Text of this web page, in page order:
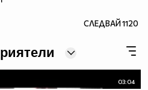
СЛЕДВАЙ1120
03:04